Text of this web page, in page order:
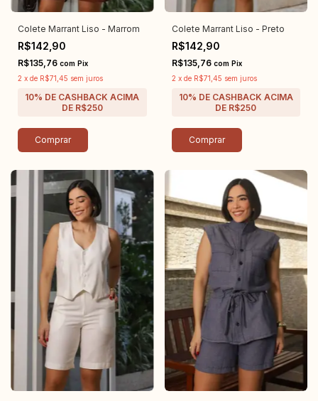
Colete Marrant Liso - Marrom
R$142,90
R$135,76 com Pix
2 x de R$71,45 sem juros
Comprar
Colete Marrant Liso - Preto
R$142,90
R$135,76 com Pix
2 x de R$71,45 sem juros
Comprar